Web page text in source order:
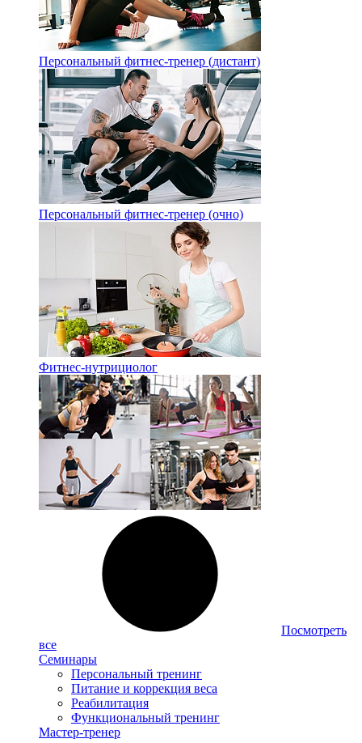
Персональный фитнес-тренер (дистант)
Персональный фитнес-тренер (очно)
Фитнес-нутрициолог
Посмотреть
все
Семинары
Персональный тренинг
Питание и коррекция веса
Реабилитация
Функциональный тренинг
Мастер-тренер